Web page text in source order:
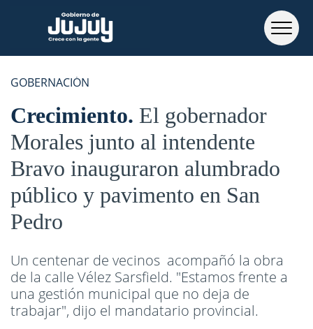
GOBERNACIÓN
Crecimiento El gobernador
Morales junto al intendente
Bravo inauguraron alumbrado
público y pavimento en San
Pedro
Un centenar de vecinos acompañó la obra
de la calle Vélez Sarsfield. "Estamos frente a
una gestión municipal que no deja de
trabajar", dijo el mandatario provincial.